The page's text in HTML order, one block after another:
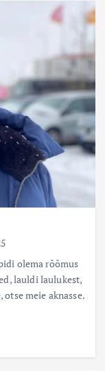
olema rõõmus
lauldi laulukest,
meie aknasse.